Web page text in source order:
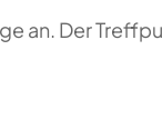
an. Der